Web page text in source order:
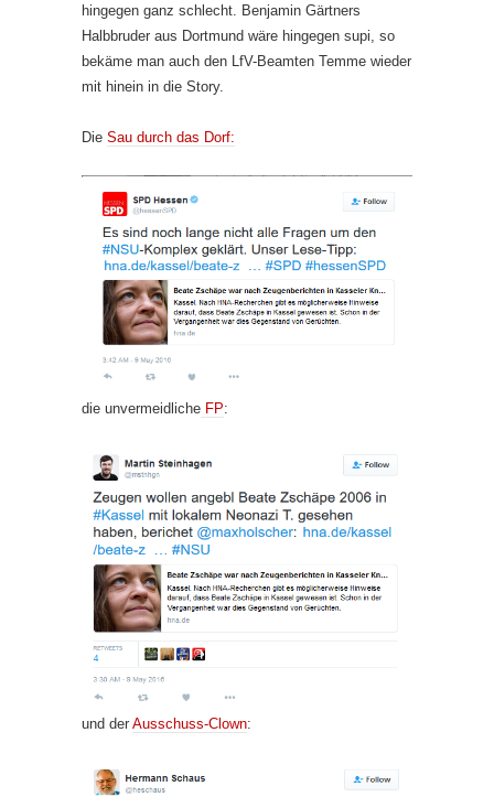
hingegen ganz schlecht. Benjamin Gärtners
Halbbruder aus Dortmund wäre hingegen supi, so
bekäme man auch den LfV-Beamten Temme wieder
mit hinein in die Story.
Die Sau durch das Dorf:
die unvermeidliche FP:
und der Ausschuss-Clown: